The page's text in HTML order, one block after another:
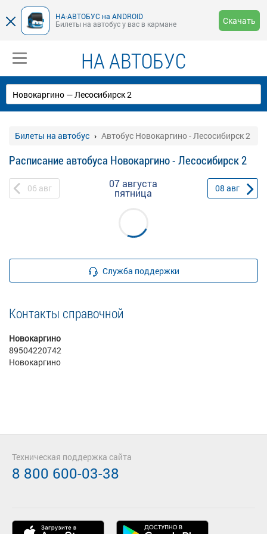
НА-АВТОБУС на ANDROID
Билеты на автобус у вас в кармане
Скачать
НА АВТОБУС
Билеты на автобус Автобус Новокаргино - Лесосибирск 2
Расписание автобуса Новокаргино - Лесосибирск 2
06 авг 07 августа
пятница 08 авг
Служба поддержки
Контакты справочной
Новокаргино
89504220742
Новокаргино
Техническая поддержка сайта
8 800 600-03-38